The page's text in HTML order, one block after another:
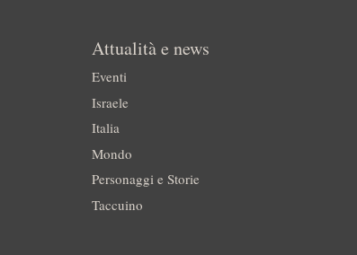
Attualità e news
Eventi
Israele
Italia
Mondo
Personaggi e Storie
Taccuino